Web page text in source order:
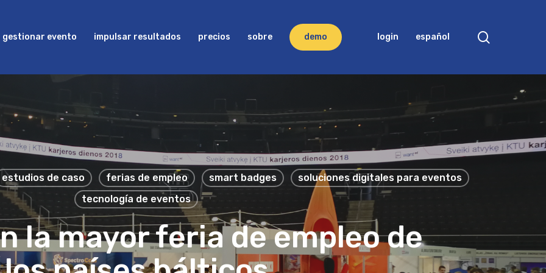
gestionar evento impulsar resultados precios sobre demo login español
estudios de caso ferias de empleo smart badges
soluciones digitales para eventos
tecnología de eventos
la mayor feria de empleo de